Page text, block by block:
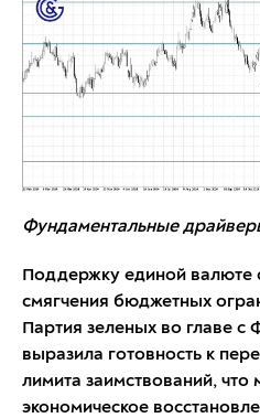
Фундаментальные
Поддержку единой валюте
смягчения бюджетных
Партия зеленых во главе с
выразила готовность к
лимита заимствований, что
экономическое